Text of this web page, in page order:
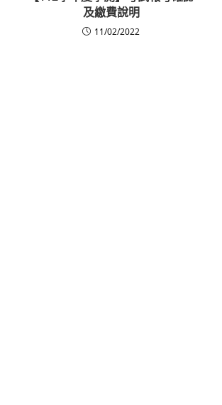
及繳費說明
11/02/2022